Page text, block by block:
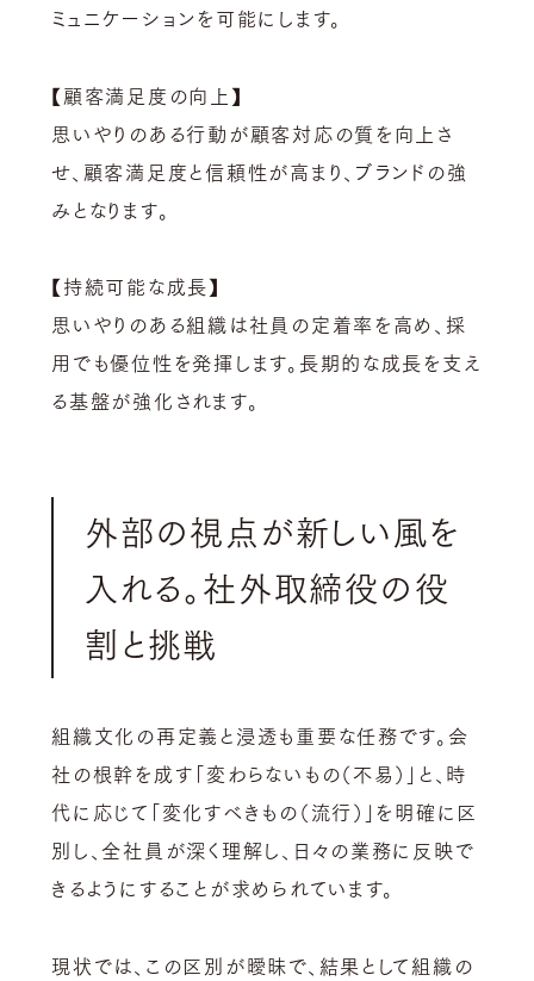
ミュニケーションを可能にします。
【顧客満足度の向上】
思いやりのある行動が顧客対応の質を向上さ
せ、顧客満足度と信頼性が高まり、ブランドの強
みとなります。
【持続可能な成長】
思いやりのある組織は社員の定着率を高め、採
用でも優位性を発揮します。長期的な成長を支え
る基盤が強化されます。
外部の視点が新しい風を
入れる。社外取締役の役
割と挑戦
組織文化の再定義と浸透も重要な任務です。会
社の根幹を成す「変わらないもの（不易）」と、時
代に応じて「変化すべきもの（流行）」を明確に区
別し、全社員が深く理解し、日々の業務に反映で
きるようにすることが求められています。
現状では、この区別が曖昧で、結果として組織の